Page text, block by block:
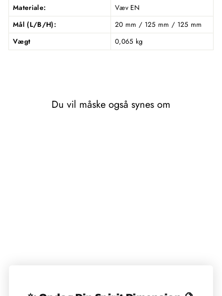
Materiale:
Væv EN
Mål (L/B/H):
20 mm / 125 mm / 125 mm
Vægt
0,065 kg
Du vil måske også synes om